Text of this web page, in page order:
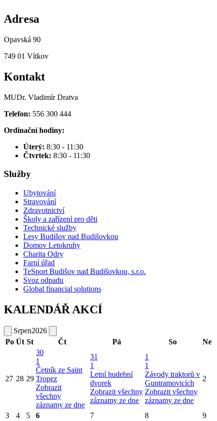
Adresa
Opavská 90
749 01 Vítkov
Kontakt
MUDr. Vladimír Dratva
Telefon: 556 300 444
Ordinační hodiny:
Úterý: 8:30 - 11:30
Čtvrtek: 8:30 - 11:30
Služby
Ubytování
Stravování
Zdravotnictví
Školy a zařízení pro děti
Technické služby
Lesy Budišov nad Budišovkou
Domov Letokruhy
Charita Odry
Farní úřad
TeSport Budišov nad Budišovkou, s.r.o.
Svoz odpadu
Global financial solutions
KALENDÁŘ AKCÍ
Srpen2026
Po Út St Čt Pá So Ne
27 28 29
30
1
Četník ze Saint
Tropez
Zobrazit
všechny
záznamy ze dne
31
1
Letní hudební
dvorek
Zobrazit všechny
záznamy ze dne
1
1
Závody traktorů v
Guntramovicích
Zobrazit všechny
záznamy ze dne
2
3 4 5 6 7 8 9